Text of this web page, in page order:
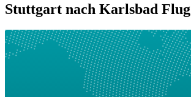
Stuttgart nach Karlsbad Flug